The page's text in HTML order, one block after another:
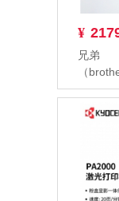
¥
兄弟
（
DCP-
黑白激
能一体